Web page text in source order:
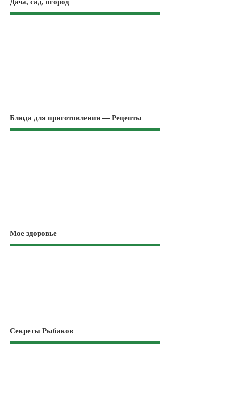
Дача, сад, огород
Блюда для приготовления — Рецепты
Мое здоровье
Секреты Рыбаков